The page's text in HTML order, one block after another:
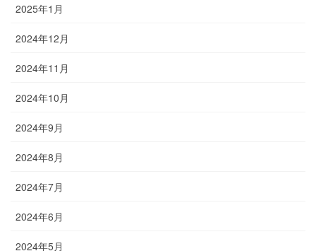
2025年1月
2024年12月
2024年11月
2024年10月
2024年9月
2024年8月
2024年7月
2024年6月
2024年5月